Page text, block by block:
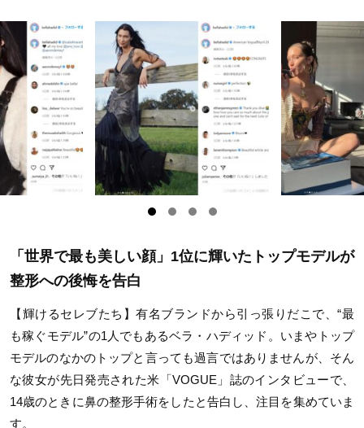
「世界で最も美しい顔」1位に輝いたトップモデルが
整形への後悔を告白
【輝けるセレブたち】有名ブランドから引っ張りだこで、“最
も稼ぐモデル”の1人でもあるベラ・ハディッド。いまやトップ
モデルのなかのトップと言っても過言ではありませんが、そん
な彼女が先日発売された米「VOGUE」誌のインタビューで、
14歳のときに鼻の整形手術をしたと告白し、注目を集めていま
す。